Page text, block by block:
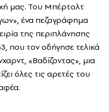
μας. Του Μπέρτολτ
ένα πεζογράφημα
της περιπλάνησης
που τον οδήγησε τελικά
«Βαδίζοντας», μια
όλες τις αρετές του